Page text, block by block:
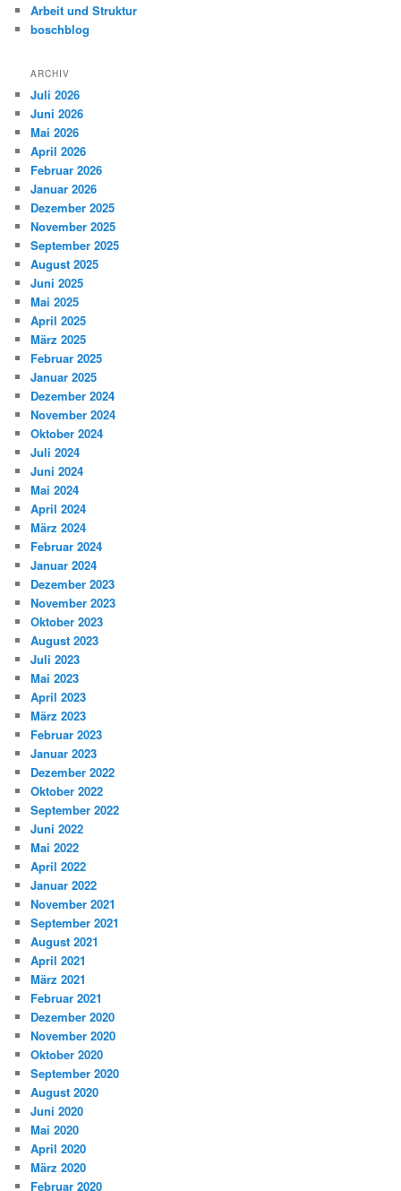
Arbeit und Struktur
boschblog
ARCHIV
Juli 2026
Juni 2026
Mai 2026
April 2026
Februar 2026
Januar 2026
Dezember 2025
November 2025
September 2025
August 2025
Juni 2025
Mai 2025
April 2025
März 2025
Februar 2025
Januar 2025
Dezember 2024
November 2024
Oktober 2024
Juli 2024
Juni 2024
Mai 2024
April 2024
März 2024
Februar 2024
Januar 2024
Dezember 2023
November 2023
Oktober 2023
August 2023
Juli 2023
Mai 2023
April 2023
März 2023
Februar 2023
Januar 2023
Dezember 2022
Oktober 2022
September 2022
Juni 2022
Mai 2022
April 2022
Januar 2022
November 2021
September 2021
August 2021
April 2021
März 2021
Februar 2021
Dezember 2020
November 2020
Oktober 2020
September 2020
August 2020
Juni 2020
Mai 2020
April 2020
März 2020
Februar 2020